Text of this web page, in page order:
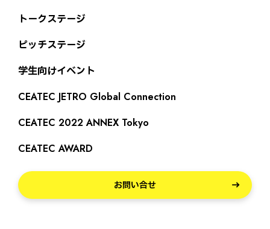
トークステージ
ピッチステージ
学生向けイベント
CEATEC JETRO Global Connection
CEATEC 2022 ANNEX Tokyo
CEATEC AWARD
お問い合せ